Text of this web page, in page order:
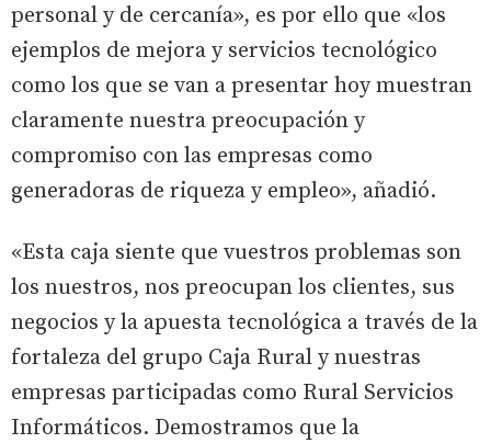
personal y de cercanía», es por ello que «los
ejemplos de mejora y servicios tecnológico
como los que se van a presentar hoy muestran
claramente nuestra preocupación y
compromiso con las empresas como
generadoras de riqueza y empleo», añadió.
«Esta caja siente que vuestros problemas son
los nuestros, nos preocupan los clientes, sus
negocios y la apuesta tecnológica a través de la
fortaleza del grupo Caja Rural y nuestras
empresas participadas como Rural Servicios
Informáticos. Demostramos que la